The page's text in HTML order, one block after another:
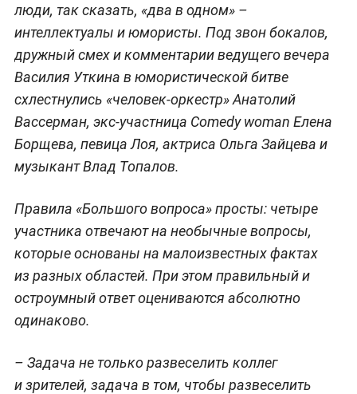
люди, так сказать, «два в одном» –
интеллектуалы и юмористы. Под звон бокалов,
дружный смех и комментарии ведущего вечера
Василия Уткина в юмористической битве
схлестнулись «человек-оркестр» Анатолий
Вассерман, экс-участница Comedy woman Елена
Борщева, певица Лоя, актриса Ольга Зайцева и
музыкант Влад Топалов.
Правила «Большого вопроса» просты: четыре
участника отвечают на необычные вопросы,
которые основаны на малоизвестных фактах
из разных областей. При этом правильный и
остроумный ответ оцениваются абсолютно
одинаково.
– Задача не только развеселить коллег
и зрителей, задача в том, чтобы развеселить